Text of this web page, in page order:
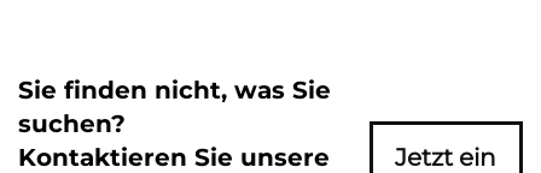
Sie finden nicht, was Sie
suchen?
Kontaktieren Sie unsere
Jetzt ein